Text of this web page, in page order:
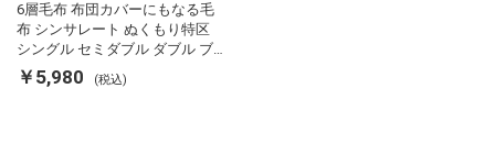
6層毛布 布団カバーにもなる毛
布 シンサレート ぬくもり特区
シングル セミダブル ダブル ブ
ランケット 掛け布団カバー フラ
ンネル 保温 蓄熱 吸湿 発熱 断熱
￥5,980 (税込)